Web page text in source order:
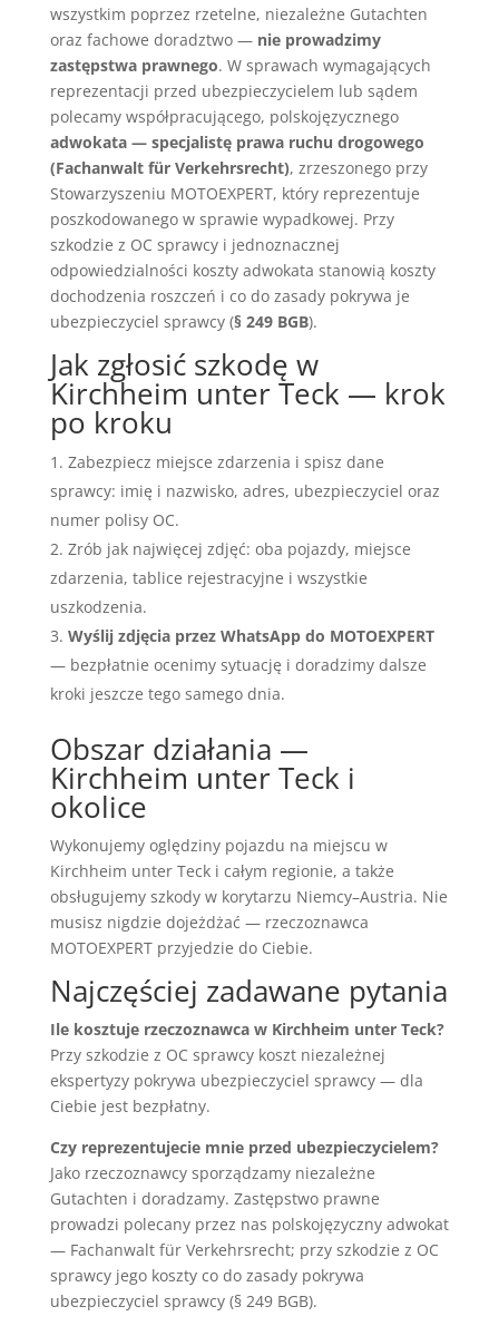
wszystkim poprzez rzetelne, niezależne Gutachten
oraz fachowe doradztwo — nie prowadzimy
zastępstwa prawnego. W sprawach wymagających
reprezentacji przed ubezpieczycielem lub sądem
polecamy współpracującego, polskojęzycznego
adwokata — specjalistę prawa ruchu drogowego
(Fachanwalt für Verkehrsrecht), zrzeszonego przy
Stowarzyszeniu MOTOEXPERT, który reprezentuje
poszkodowanego w sprawie wypadkowej. Przy
szkodzie z OC sprawcy i jednoznacznej
odpowiedzialności koszty adwokata stanowią koszty
dochodzenia roszczeń i co do zasady pokrywa je
ubezpieczyciel sprawcy (§ 249 BGB).
Jak zgłosić szkodę w
Kirchheim unter Teck — krok
po kroku
Zabezpiecz miejsce zdarzenia i spisz dane
sprawcy: imię i nazwisko, adres, ubezpieczyciel oraz
numer polisy OC.
Zrób jak najwięcej zdjęć: oba pojazdy, miejsce
zdarzenia, tablice rejestracyjne i wszystkie
uszkodzenia.
Wyślij zdjęcia przez WhatsApp do MOTOEXPERT
— bezpłatnie ocenimy sytuację i doradzimy dalsze
kroki jeszcze tego samego dnia.
Obszar działania —
Kirchheim unter Teck i
okolice
Wykonujemy oględziny pojazdu na miejscu w
Kirchheim unter Teck i całym regionie, a także
obsługujemy szkody w korytarzu Niemcy–Austria. Nie
musisz nigdzie dojeżdżać — rzeczoznawca
MOTOEXPERT przyjedzie do Ciebie.
Najczęściej zadawane pytania
Ile kosztuje rzeczoznawca w Kirchheim unter Teck?
Przy szkodzie z OC sprawcy koszt niezależnej
ekspertyzy pokrywa ubezpieczyciel sprawcy — dla
Ciebie jest bezpłatny.
Czy reprezentujecie mnie przed ubezpieczycielem?
Jako rzeczoznawcy sporządzamy niezależne
Gutachten i doradzamy. Zastępstwo prawne
prowadzi polecany przez nas polskojęzyczny adwokat
— Fachanwalt für Verkehrsrecht; przy szkodzie z OC
sprawcy jego koszty co do zasady pokrywa
ubezpieczyciel sprawcy (§ 249 BGB).